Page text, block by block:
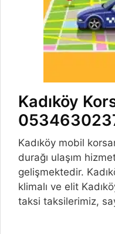
Kadıköy
Kadıköy mobil
durağı ulaşım
gelişmektedir.
klimalı ve elit
taksi taksilerimiz,